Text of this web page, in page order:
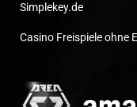
Simplekey.de
Casino Freispiele ohne